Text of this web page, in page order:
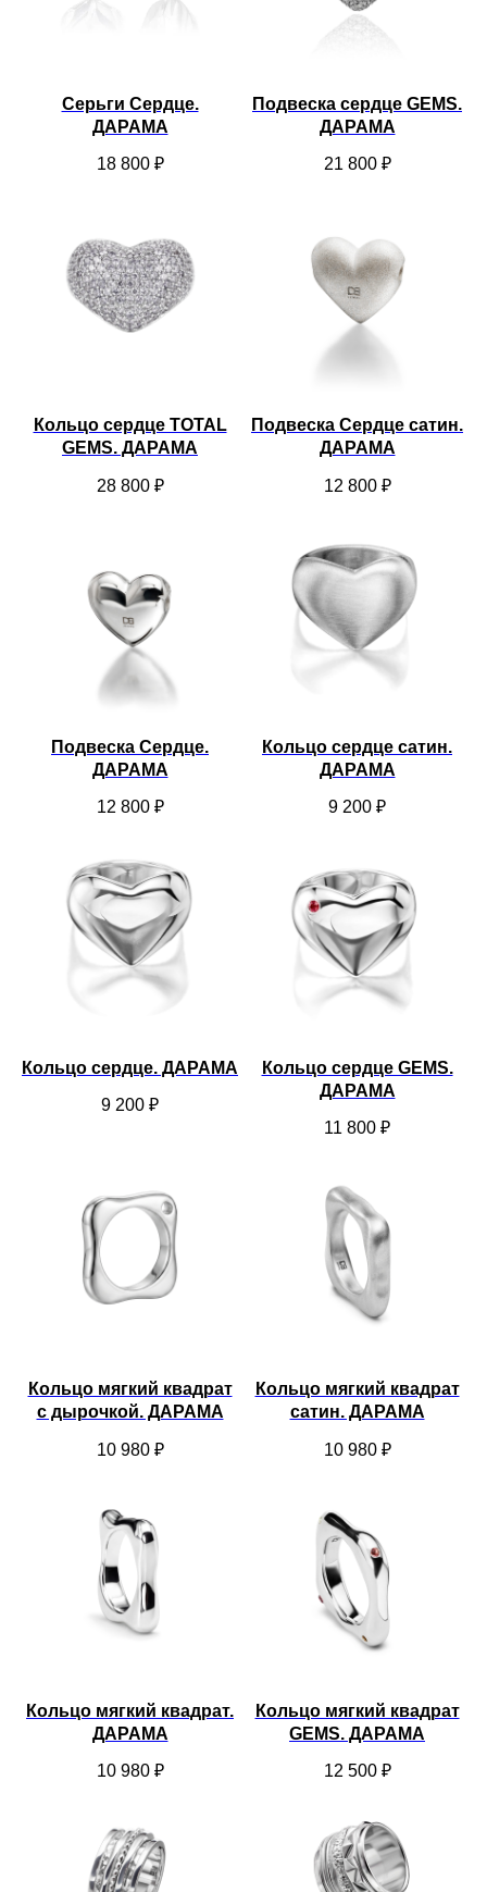
Серьги Сердце.
ДАРАМА
18 800 ₽
Подвеска сердце GEMS.
ДАРАМА
21 800 ₽
Кольцо сердце TOTAL
GEMS. ДАРАМА
28 800 ₽
Подвеска Сердце сатин.
ДАРАМА
12 800 ₽
Подвеска Сердце.
ДАРАМА
12 800 ₽
Кольцо сердце сатин.
ДАРАМА
9 200 ₽
Кольцо сердце. ДАРАМА
9 200 ₽
Кольцо сердце GEMS.
ДАРАМА
11 800 ₽
Кольцо мягкий квадрат
с дырочкой. ДАРАМА
10 980 ₽
Кольцо мягкий квадрат
сатин. ДАРАМА
10 980 ₽
Кольцо мягкий квадрат.
ДАРАМА
10 980 ₽
Кольцо мягкий квадрат
GEMS. ДАРАМА
12 500 ₽